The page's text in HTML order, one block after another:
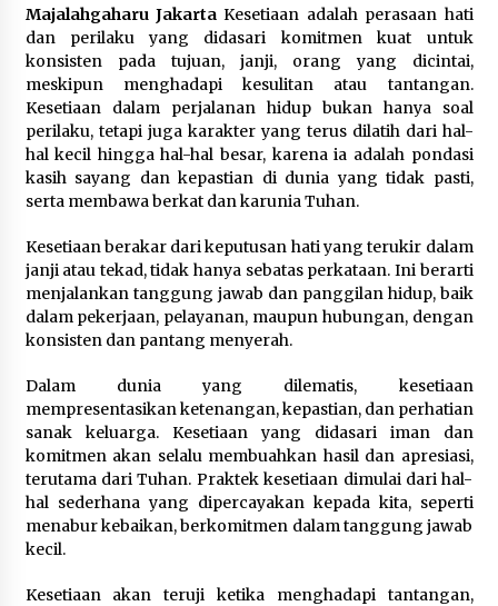
Majalahgaharu JakartaKesetiaan adalah perasaan hati
dan perilaku yang didasari komitmen kuat untuk
konsisten pada tujuan, janji, orang yang dicintai,
meskipun menghadapi kesulitan atau tantangan.
Kesetiaan dalam perjalanan hidup bukan hanya soal
perilaku, tetapi juga karakter yang terus dilatih dari hal-
hal kecil hingga hal-hal besar, karena ia adalah pondasi
kasih sayang dan kepastian di dunia yang tidak pasti,
serta membawa berkat dan karunia Tuhan.
Kesetiaan berakar dari keputusan hati yang terukir dalam
janji atau tekad, tidak hanya sebatas perkataan. Ini berarti
menjalankan tanggung jawab dan panggilan hidup, baik
dalam pekerjaan, pelayanan, maupun hubungan, dengan
konsisten dan pantang menyerah.
Dalam dunia yang dilematis, kesetiaan
mempresentasikan ketenangan, kepastian, dan perhatian
sanak keluarga. Kesetiaan yang didasari iman dan
komitmen akan selalu membuahkan hasil dan apresiasi,
terutama dari Tuhan. Praktek kesetiaan dimulai dari hal-
hal sederhana yang dipercayakan kepada kita, seperti
menabur kebaikan, berkomitmen dalam tanggung jawab
kecil.
Kesetiaan akan teruji ketika menghadapi tantangan,